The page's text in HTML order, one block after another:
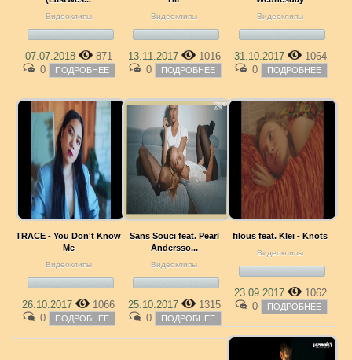
Видеоклипы
07.07.2018
871
0
ПОДРОБНЕЕ
Видеоклипы
13.11.2017
1016
0
ПОДРОБНЕЕ
Видеоклипы
31.10.2017
1064
0
ПОДРОБНЕЕ
TRACE - You Don't Know
Me
Видеоклипы
26.10.2017
1066
0
ПОДРОБНЕЕ
Sans Souci feat. Pearl
Andersso...
Видеоклипы
25.10.2017
1315
0
ПОДРОБНЕЕ
filous feat. Klei - Knots
Видеоклипы
23.09.2017
1062
0
ПОДРОБНЕЕ